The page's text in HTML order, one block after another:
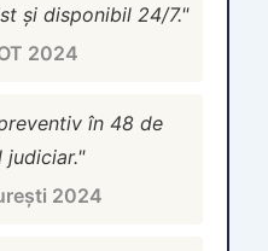
și disponibil 24/7."
2024
în 48 de
judiciar."
2024